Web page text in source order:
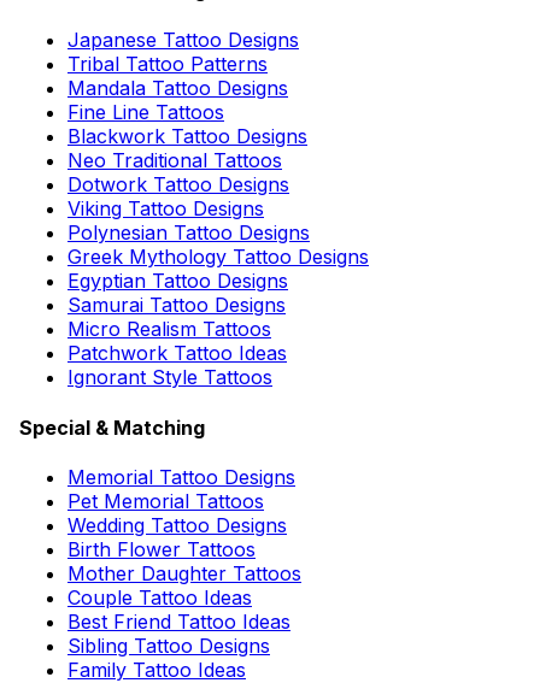
Japanese Tattoo Designs
Tribal Tattoo Patterns
Mandala Tattoo Designs
Fine Line Tattoos
Blackwork Tattoo Designs
Neo Traditional Tattoos
Dotwork Tattoo Designs
Viking Tattoo Designs
Polynesian Tattoo Designs
Greek Mythology Tattoo Designs
Egyptian Tattoo Designs
Samurai Tattoo Designs
Micro Realism Tattoos
Patchwork Tattoo Ideas
Ignorant Style Tattoos
Special & Matching
Memorial Tattoo Designs
Pet Memorial Tattoos
Wedding Tattoo Designs
Birth Flower Tattoos
Mother Daughter Tattoos
Couple Tattoo Ideas
Best Friend Tattoo Ideas
Sibling Tattoo Designs
Family Tattoo Ideas